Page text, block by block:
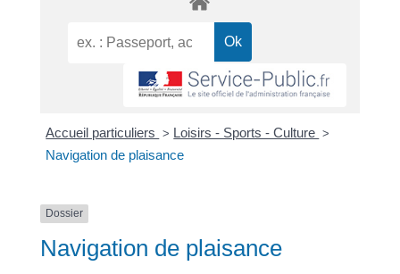
Accueil particuliers > Loisirs - Sports - Culture >
Navigation de plaisance
Dossier
Navigation de plaisance